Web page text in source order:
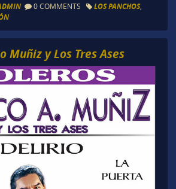
0 COMMENTS LOS PANCHOS,
Muñiz y Los Tres Ases